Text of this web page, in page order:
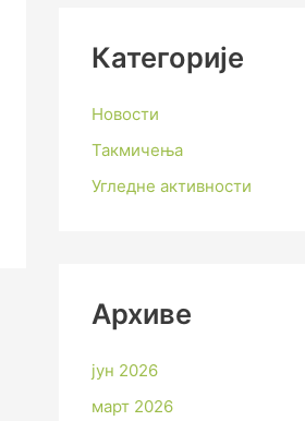
Категорије
Новости
Такмичења
Угледне активности
Архиве
јун 2026
март 2026